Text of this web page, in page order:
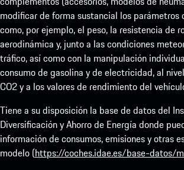
modificar de forma sustancial los parámetros
como, por ejemplo, el peso, la resistencia de
aerodinámica y, junto a las condiciones
tráfico, así como con la manipulación
consumo de gasolina y de electricidad, al
CO2 y a los valores de rendimiento del
Tiene a su disposición la base de datos del
Diversificación y Ahorro de Energía donde
información de consumos, emisiones y otras
modelo (https://coches.idae.es/base-datos/